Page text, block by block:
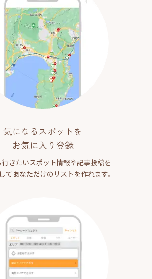
気になるスポットを
お気に入り登録
行きたいスポット情報や記事投稿を
てあなただけのリストを作れます。